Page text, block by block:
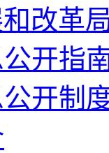
改革
开指
开制